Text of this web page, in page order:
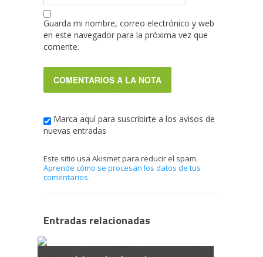
Guarda mi nombre, correo electrónico y web
en este navegador para la próxima vez que
comente.
Marca aquí para suscribirte a los avisos de
nuevas entradas
Este sitio usa Akismet para reducir el spam.
Aprende cómo se procesan los datos de tus
comentarios.
Entradas relacionadas